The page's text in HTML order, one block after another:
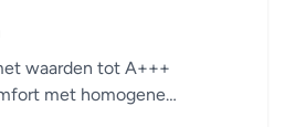
waarden tot A+++
met homogene